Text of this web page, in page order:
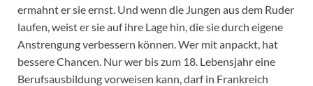
ermahnt er sie ernst. Und wenn die Jungen aus dem Ruder
laufen, weist er sie auf ihre Lage hin, die sie durch eigene
Anstrengung verbessern können. Wer mit anpackt, hat
bessere Chancen. Nur wer bis zum 18. Lebensjahr eine
Berufsausbildung vorweisen kann, darf in Frankreich